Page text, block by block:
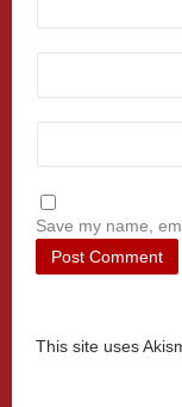
Save my name,
This site uses